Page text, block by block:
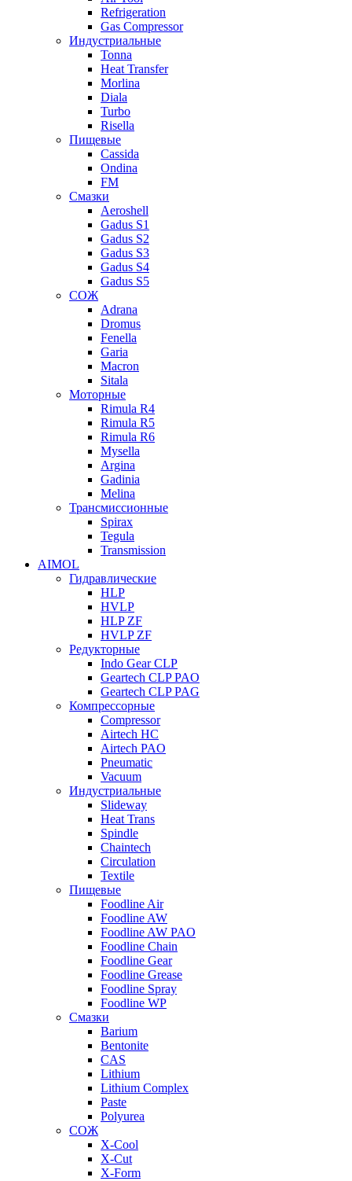
Refrigeration
Gas Compressor
Индустриальные
Tonna
Heat Transfer
Morlina
Diala
Turbo
Risella
Пищевые
Cassida
Ondina
FM
Смазки
Aeroshell
Gadus S1
Gadus S2
Gadus S3
Gadus S4
Gadus S5
СОЖ
Adrana
Dromus
Fenella
Garia
Macron
Sitala
Моторные
Rimula R4
Rimula R5
Rimula R6
Mysella
Argina
Gadinia
Melina
Трансмиссионные
Spirax
Tegula
Transmission
AIMOL
Гидравлические
HLP
HVLP
HLP ZF
HVLP ZF
Редукторные
Indo Gear CLP
Geartech CLP PAO
Geartech CLP PAG
Компрессорные
Compressor
Airtech HC
Airtech PAO
Pneumatic
Vacuum
Индустриальные
Slideway
Heat Trans
Spindle
Chaintech
Circulation
Textile
Пищевые
Foodline Air
Foodline AW
Foodline AW PAO
Foodline Chain
Foodline Gear
Foodline Grease
Foodline Spray
Foodline WP
Смазки
Barium
Bentonite
CAS
Lithium
Lithium Complex
Paste
Polyurea
СОЖ
X-Cool
X-Cut
X-Form